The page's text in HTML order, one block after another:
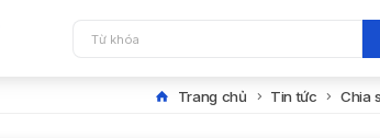
Trang chủ Tin tức Chia